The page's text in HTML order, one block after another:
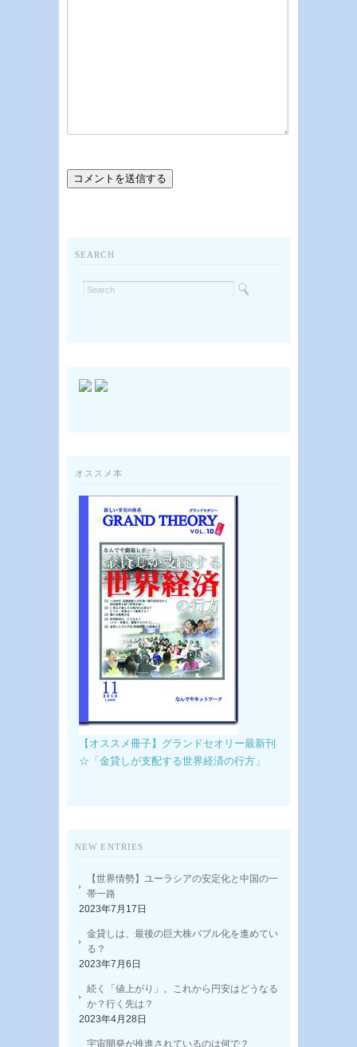
SEARCH
オススメ本
【オススメ冊子】グランドセオリー最新刊
☆「金貸しが支配する世界経済の行方」
NEW ENTRIES
【世界情勢】ユーラシアの安定化と中国の一
帯一路
2023年7月17日
金貸しは、最後の巨大株バブル化を進めてい
る？
2023年7月6日
続く「値上がり」。これから円安はどうなる
か？行く先は？
2023年4月28日
宇宙開発が推進されているのは何で？